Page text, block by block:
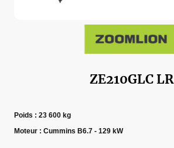
ZE210GLC LR
Poids : 23 600 kg
Moteur : Cummins B6.7 - 129 kW